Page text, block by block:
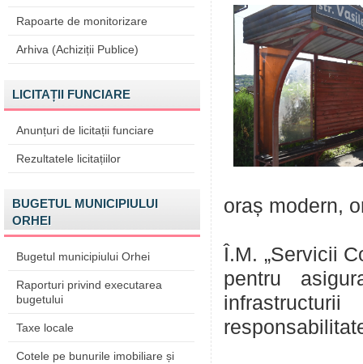
Rapoarte de monitorizare
Arhiva (Achiziții Publice)
LICITAȚII FUNCIARE
Anunțuri de licitații funciare
Rezultatele licitațiilor
BUGETUL MUNICIPIULUI
ORHEI
Bugetul municipiului Orhei
Raporturi privind executarea
bugetului
Taxe locale
Cotele pe bunurile imobiliare și
oraș modern,
Î.M. „Servicii
pentru